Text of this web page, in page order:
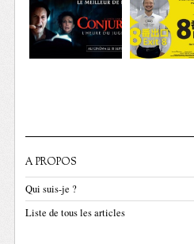
A PROPOS
Qui suis-je ?
Liste de tous les articles